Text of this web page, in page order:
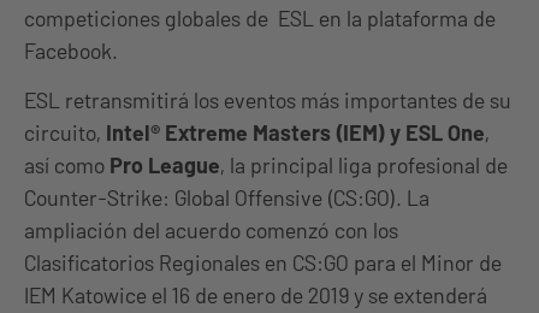
competiciones globales de ESL en la plataforma de
Facebook.
ESL retransmitirá los eventos más importantes de su
circuito, Intel® Extreme Masters (IEM) y ESL One,
así como Pro League, la principal liga profesional de
Counter-Strike: Global Offensive (CS:GO). La
ampliación del acuerdo comenzó con los
Clasificatorios Regionales en CS:GO para el Minor de
IEM Katowice el 16 de enero de 2019 y se extenderá